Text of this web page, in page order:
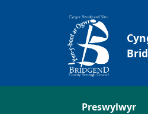
Preswylwyr